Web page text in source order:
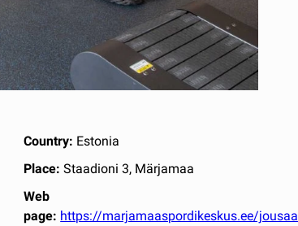
Country: Estonia
Place: Staadioni 3, Märjamaa
Web
page: https://marjamaaspordikeskus.ee/